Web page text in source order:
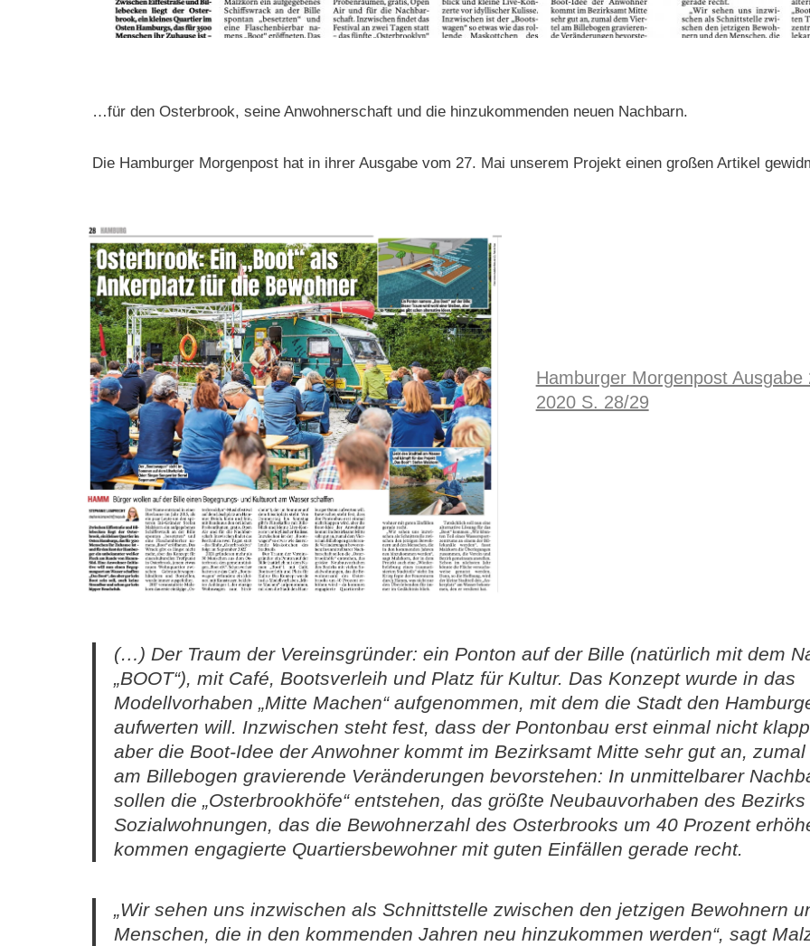
…für den Osterbrook, seine Anwohnerschaft und die hinzukommenden neuen Nachbarn.
Die Hamburger Morgenpost hat in ihrer Ausgabe vom 27. Mai unserem Projekt einen großen Artikel
Hamburger Morgenpost Ausgabe
2020 S. 28/29
(…) Der Traum der Vereinsgründer: ein Ponton auf der Bille (natürlich mit dem
„BOOT“), mit Café, Bootsverleih und Platz für Kultur. Das Konzept wurde in das
Modellvorhaben „Mitte Machen“ aufgenommen, mit dem die Stadt den
aufwerten will. Inzwischen steht fest, dass der Pontonbau erst einmal nicht
aber die Boot-Idee der Anwohner kommt im Bezirksamt Mitte sehr gut an,
am Billebogen gravierende Veränderungen bevorstehen: In unmittelbarer
sollen die „Osterbrookhöfe“ entstehen, das größte Neubauvorhaben des
Sozialwohnungen, das die Bewohnerzahl des Osterbrooks um 40 Prozent
kommen engagierte Quartiersbewohner mit guten Einfällen gerade recht.
„Wir sehen uns inzwischen als Schnittstelle zwischen den jetzigen Bewohnern
Menschen, die in den kommenden Jahren neu hinzukommen werden“, sagt